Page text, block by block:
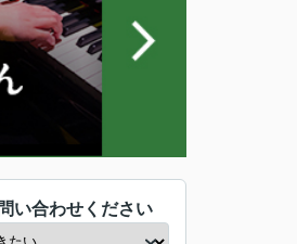
い合わせください